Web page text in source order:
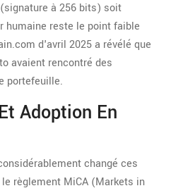
à 256 bits) soit
humaine reste le point faible
d'avril 2025 a révélé que
avaient rencontré des
portefeuille.
Adoption En
changé ces
règlement MiCA (Markets in